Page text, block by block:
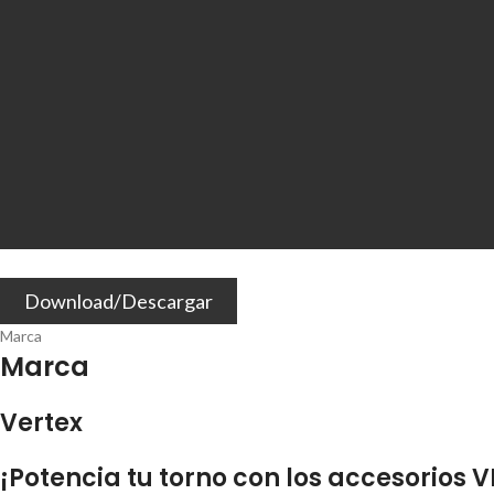
Download/Descargar
Marca
Marca
Vertex
¡Potencia tu torno con los accesorios